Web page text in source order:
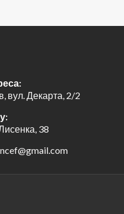
вул. Декарта, 2/2
38